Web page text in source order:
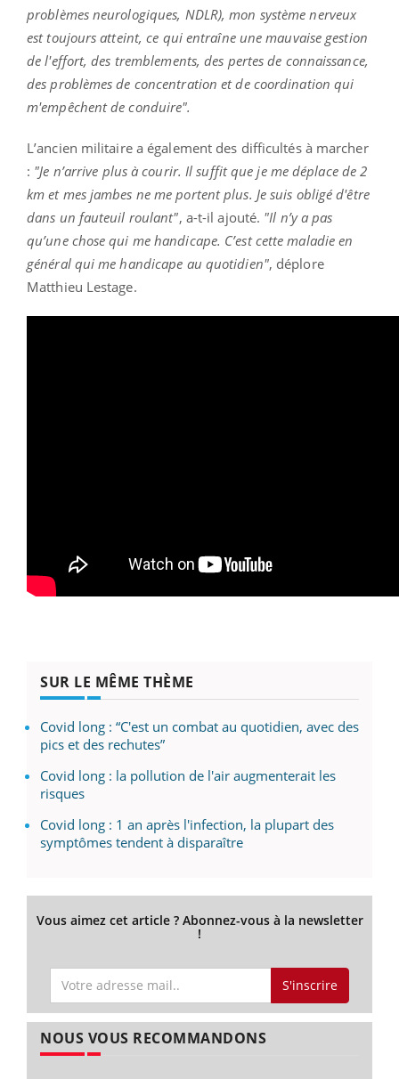
problèmes neurologiques, NDLR), mon système nerveux
est toujours atteint, ce qui entraîne une mauvaise gestion
de l'effort, des tremblements, des pertes de connaissance,
des problèmes de concentration et de coordination qui
m'empêchent de conduire".
L’ancien militaire a également des difficultés à marcher
: "Je n’arrive plus à courir. Il suffit que je me déplace de 2
km et mes jambes ne me portent plus. Je suis obligé d'être
dans un fauteuil roulant", a-t-il ajouté. "Il n’y a pas
qu’une chose qui me handicape. C’est cette maladie en
général qui me handicape au quotidien", déplore
Matthieu Lestage.
SUR LE MÊME THÈME
Covid long : “C'est un combat au quotidien, avec des
pics et des rechutes”
Covid long : la pollution de l'air augmenterait les
risques
Covid long : 1 an après l'infection, la plupart des
symptômes tendent à disparaître
Vous aimez cet article ? Abonnez-vous à la newsletter
!
S'inscrire
NOUS VOUS RECOMMANDONS